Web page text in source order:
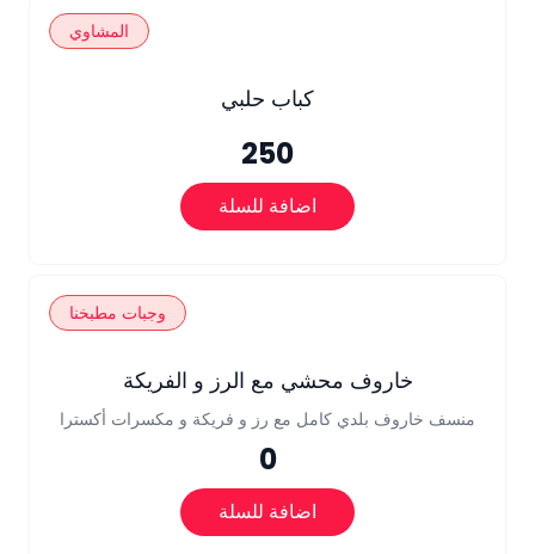
المشاوي
كباب حلبي
250
اضافة للسلة
وجبات مطبخنا
خاروف محشي مع الرز و الفريكة
منسف خاروف بلدي كامل مع رز و فريكة و مكسرات أكسترا
0
اضافة للسلة